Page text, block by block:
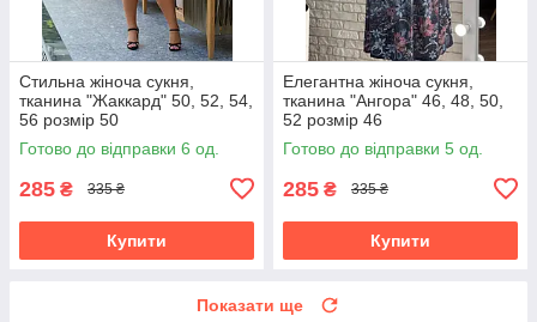
Стильна жіноча сукня,
тканина "Жаккард" 50, 52, 54,
56 розмір 50
Готово до відправки 6 од.
285 ₴ 335 ₴
Купити
Елегантна жіноча сукня,
тканина "Ангора" 46, 48, 50,
52 розмір 46
Готово до відправки 5 од.
285 ₴ 335 ₴
Купити
Показати ще